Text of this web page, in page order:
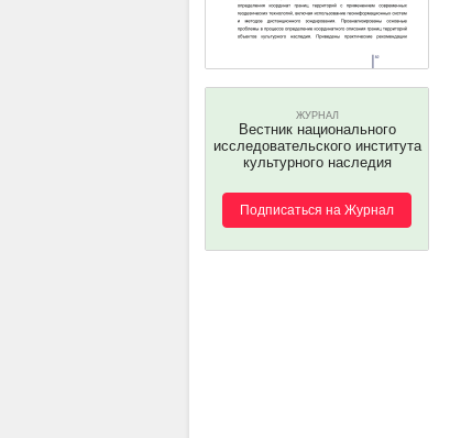
ЖУРНАЛ
Вестник национального
исследовательского института
культурного наследия
Подписаться на Журнал